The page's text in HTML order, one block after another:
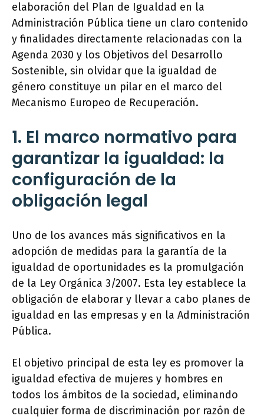
elaboración del Plan de Igualdad en la
Administración Pública tiene un claro contenido
y finalidades directamente relacionadas con la
Agenda 2030 y los Objetivos del Desarrollo
Sostenible, sin olvidar que la igualdad de
género constituye un pilar en el marco del
Mecanismo Europeo de Recuperación.
1. El marco normativo para
garantizar la igualdad: la
configuración de la
obligación legal
Uno de los avances más significativos en la
adopción de medidas para la garantía de la
igualdad de oportunidades es la promulgación
de la Ley Orgánica 3/2007. Esta ley establece la
obligación de elaborar y llevar a cabo planes de
igualdad en las empresas y en la Administración
Pública.
El objetivo principal de esta ley es promover la
igualdad efectiva de mujeres y hombres en
todos los ámbitos de la sociedad, eliminando
cualquier forma de discriminación por razón de